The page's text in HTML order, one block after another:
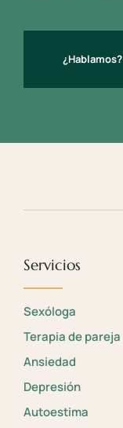
¿Hablamos?
Servicios
Sexóloga
Terapia de pareja
Ansiedad
Depresión
Autoestima